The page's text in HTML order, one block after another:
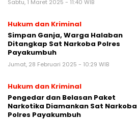
Sabtu, 1 Maret 2025 - 11:40 WIB
Hukum dan Kriminal
Simpan Ganja, Warga Halaban
Ditangkap Sat Narkoba Polres
Payakumbuh
Jumat, 28 Februari 2025 - 10:29 WIB
Hukum dan Kriminal
Pengedar dan Belasan Paket
Narkotika Diamankan Sat Narkoba
Polres Payakumbuh